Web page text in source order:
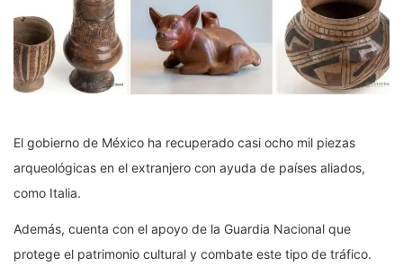
El gobierno de México ha recuperado casi ocho mil piezas
arqueológicas en el extranjero con ayuda de países aliados,
como Italia.
Además, cuenta con el apoyo de la Guardia Nacional que
protege el patrimonio cultural y combate este tipo de tráfico.